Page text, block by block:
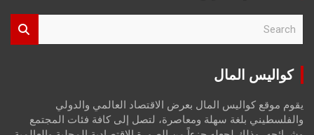
r
كواليس المال
يقوم موقع كواليس المال بعرض الاقتصاد العالمي والدولي
والفلسطيني بلغة سهلة ومعاصرة، لتصل إلى كافة فئات المجتمع